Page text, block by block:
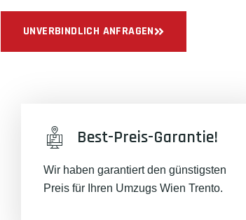
UNVERBINDLICH ANFRAGEN
Best-Preis-Garantie!
Wir haben garantiert den günstigsten
Preis für Ihren Umzugs Wien Trento.